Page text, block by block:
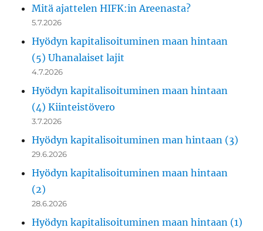
Mitä ajattelen HIFK:in Areenasta?
5.7.2026
Hyödyn kapitalisoituminen maan hintaan
(5) Uhanalaiset lajit
4.7.2026
Hyödyn kapitalisoituminen maan hintaan
(4) Kiinteistövero
3.7.2026
Hyödyn kapitalisoituminen man hintaan (3)
29.6.2026
Hyödyn kapitalisoituminen maan hintaan
(2)
28.6.2026
Hyödyn kapitalisoituminen maan hintaan (1)